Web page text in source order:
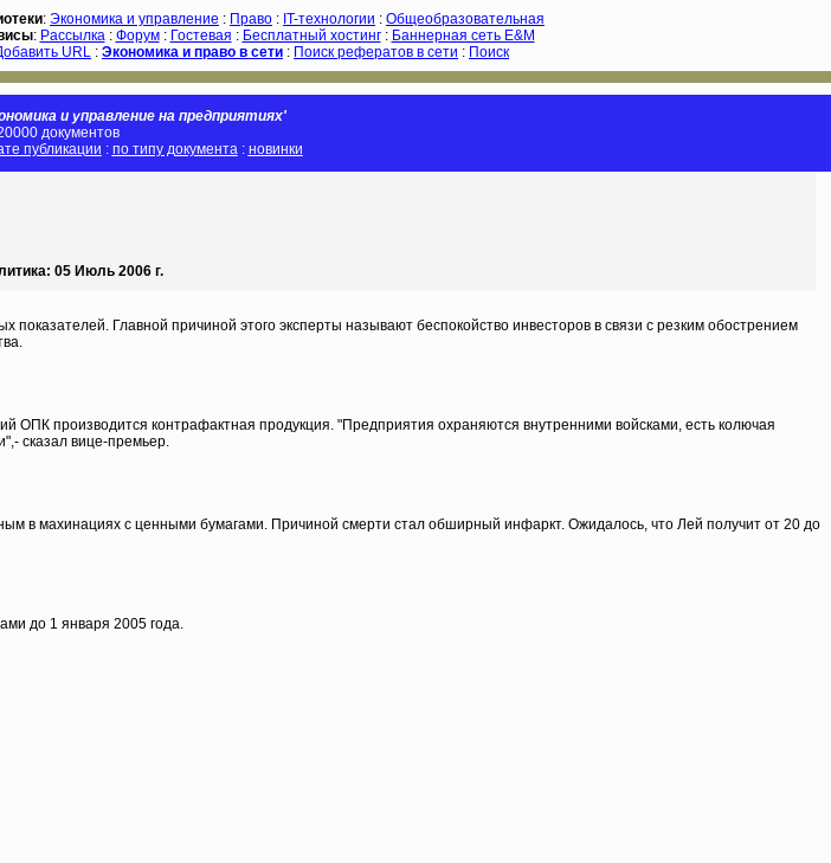
: Экономика и управление : Право : IT-технологии : Общеобразовательная
: Рассылка: Форум: Гостевая : Бесплатный хостинг: Баннерная сеть E&M
URL : Экономика и право в сети : Поиск рефератов в сети : Поиск
и управление на предприятиях'
документов
публикации : по типу документа: новинки
05 Июль 2006 г.
Главной причиной этого эксперты называют беспокойство инвесторов в связи с резким обострением
производится контрафактная продукция. "Предприятия охраняются внутренними войсками, есть колючая
сказал вице-премьер.
в махинациях с ценными бумагами. Причиной смерти стал обширный инфаркт. Ожидалось, что Лей получит от 20 до
до 1 января 2005 года.